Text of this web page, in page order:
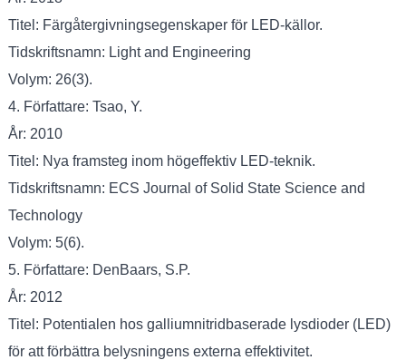
Titel: Färgåtergivningsegenskaper för LED-källor.
Tidskriftsnamn: Light and Engineering
Volym: 26(3).
4. Författare: Tsao, Y.
År: 2010
Titel: Nya framsteg inom högeffektiv LED-teknik.
Tidskriftsnamn: ECS Journal of Solid State Science and
Technology
Volym: 5(6).
5. Författare: DenBaars, S.P.
År: 2012
Titel: Potentialen hos galliumnitridbaserade lysdioder (LED)
för att förbättra belysningens externa effektivitet.